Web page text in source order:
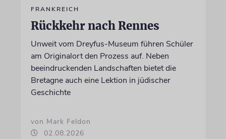
FRANKREICH
Rückkehr nach Rennes
Unweit vom Dreyfus-Museum führen Schüler
am Originalort den Prozess auf. Neben
beeindruckenden Landschaften bietet die
Bretagne auch eine Lektion in jüdischer
Geschichte
von Mark Feldon
02.08.2026